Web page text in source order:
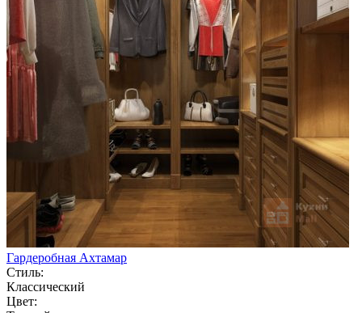
Гардеробная Ахтамар
Стиль:
Классический
Цвет: